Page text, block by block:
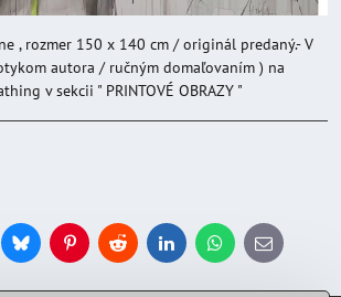
, rozmer 150 x 140 cm / originál predaný.- V
autora / ručným domaľovaním ) na
v sekcii " PRINTOVÉ OBRAZY "
BlueskyPinterestReddit LinkedInWhatsApp
E-
mail